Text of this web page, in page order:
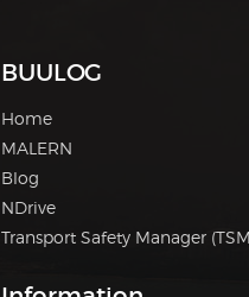
BUULOG
Home
MALERN
Blog
NDrive
Transport Safety Manager